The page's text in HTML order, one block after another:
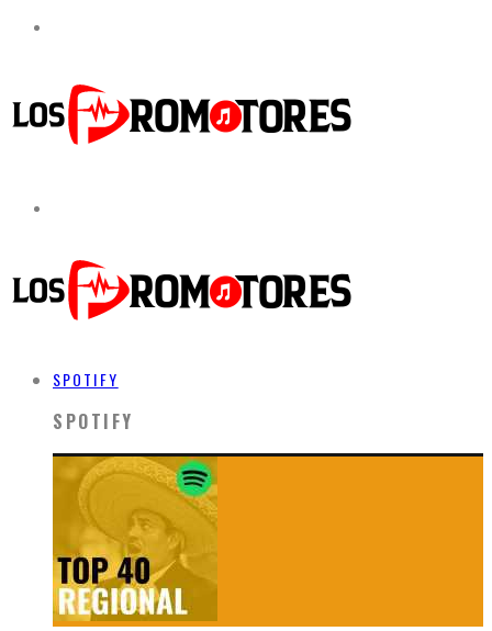
SPOTIFY
SPOTIFY